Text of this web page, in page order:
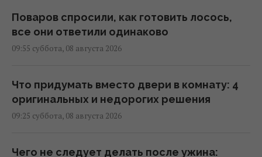
Поваров спросили, как готовить лосось,
все они ответили одинаково
09:55 суббота, 08 августа 2026
Что придумать вместо двери в комнату: 4
оригинальных и недорогих решения
09:25 суббота, 08 августа 2026
Чего не следует делать после ужина: